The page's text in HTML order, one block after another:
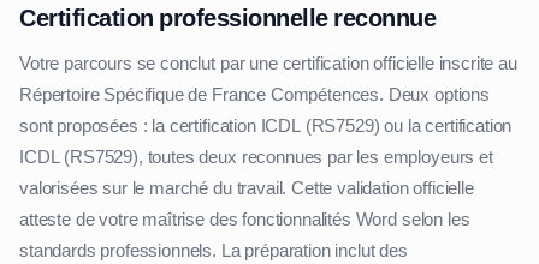
Certification professionnelle reconnue
Votre parcours se conclut par une certification officielle inscrite au
Répertoire Spécifique de France Compétences. Deux options
sont proposées : la certification ICDL (RS7529) ou la certification
ICDL (RS7529), toutes deux reconnues par les employeurs et
valorisées sur le marché du travail. Cette validation officielle
atteste de votre maîtrise des fonctionnalités Word selon les
standards professionnels. La préparation inclut des